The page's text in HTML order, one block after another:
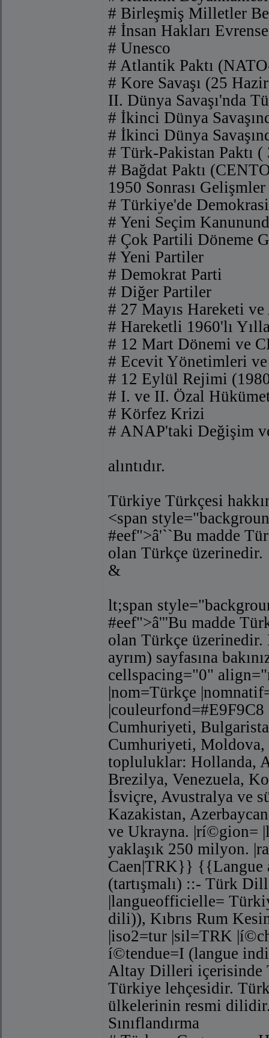
# Birleşmiş Milletler
# İnsan Hakları
# Unesco
# Atlantik Paktı
# Kore Savaşı (25
II. Dünya Savaşı'nda
# İkinci Dünya
# İkinci Dünya
# Türk-Pakistan Paktı
# Bağdat Paktı
1950 Sonrası Gelişmler
# Türkiye'de
# Yeni Seçim
# Çok Partili Döneme
# Yeni Partiler
# Demokrat Parti
# Diğer Partiler
# 27 Mayıs Hareketi
# Hareketli 1960'lı
# 12 Mart Dönemi ve
# Ecevit Yönetimleri
# 12 Eylül Rejimi
# I. ve II. Özal
# Körfez Krizi
# ANAP'taki Değişim
alıntıdır.
Türkiye Türkçesi
<span
#eef">â'``Bu madde
olan Türkçe üzerinedir.
&
lt;span
#eef">â'''Bu madde
olan Türkçe
ayrım) sayfasına
cellspacing="0"
|nom=Türkçe
Cumhuriyeti,
Cumhuriyeti, Moldova,
topluluklar: Hollanda,
Brezilya, Venezuela,
İsviçre, Avustralya ve
Kazakistan,
ve Ukrayna. |rí©gion=
yaklaşık 250 milyon.
Caen|TRK}}
(tartışmalı) ::- Türk
|langueofficielle=
dili)), Kıbrıs Rum
|iso2=tur |sil=TRK
í©tendue=I (langue
Altay Dilleri içerisinde
Türkiye lehçesidir.
ülkelerinin resmi
Sınıflandırma